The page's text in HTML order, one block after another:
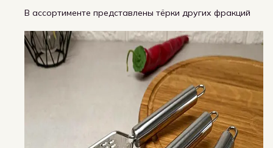
В ассортименте представлены тёрки других фракций